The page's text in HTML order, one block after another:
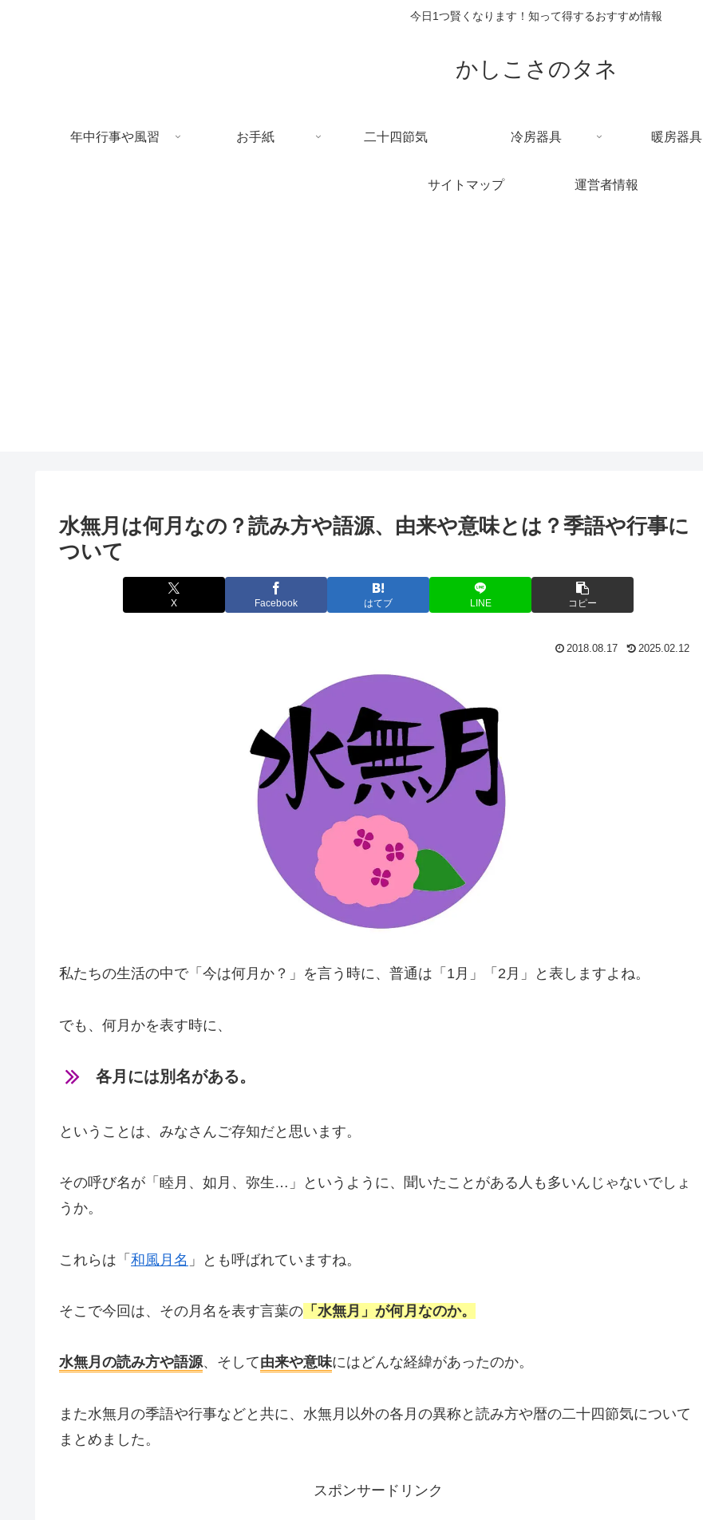
今日1つ賢くなります！知って得するおすすめ情報
かしこさのタネ
年中行事や風習 お手紙 二十四節気 冷房器具 暖房器具
サイトマップ 運営者情報
水無月は何月なの？読み方や語源、由来や意味とは？季語や行事に
ついて
X Facebook はてブ LINE コピー
2018.08.17 2025.02.12
私たちの生活の中で「今は何月か？」を言う時に、普通は「1月」「2月」と表しますよね。
でも、何月かを表す時に、
各月には別名がある。
ということは、みなさんご存知だと思います。
その呼び名が「睦月、如月、弥生…」というように、聞いたことがある人も多いんじゃないでしょ
うか。
これらは「 和風月名 」とも呼ばれていますね。
そこで今回は、その月名を表す言葉の 「水無月」が何月なのか。
水無月の読み方や語源、そして由来や意味にはどんな経緯があったのか。
また水無月の季語や行事などと共に、水無月以外の各月の異称と読み方や暦の二十四節気について
まとめました。
スポンサードリンク